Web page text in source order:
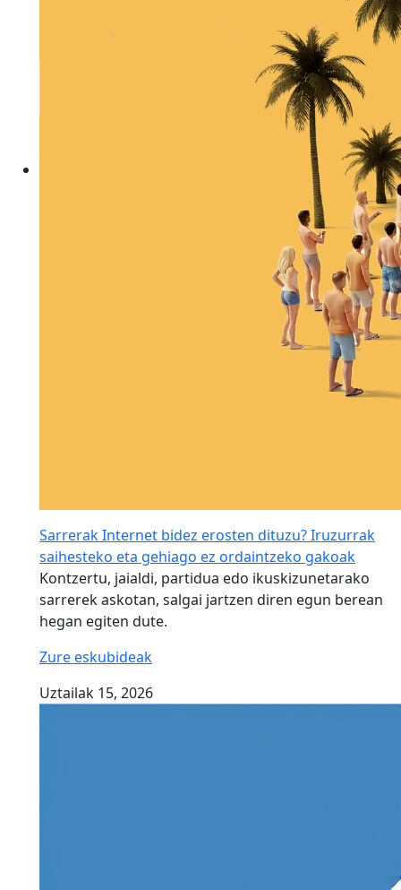
Sarrerak Internet bidez erosten dituzu? Iruzurrak
saihesteko eta gehiago ez ordaintzeko gakoak
Kontzertu, jaialdi, partidua edo ikuskizunetarako
sarrerek askotan, salgai jartzen diren egun berean
hegan egiten dute.
Zure eskubideak
Uztailak 15, 2026